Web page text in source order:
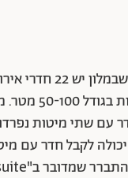
מ"ר, ושלוש
עם שתי מיטות
יכולה לקבל חדר עם